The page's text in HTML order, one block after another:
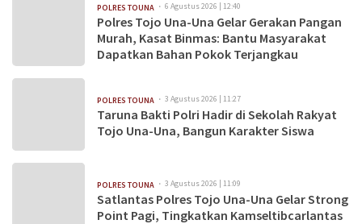
POLRES TOUNA 6 Agustus 2026 | 12:40
Polres Tojo Una-Una Gelar Gerakan Pangan
Murah, Kasat Binmas: Bantu Masyarakat
Dapatkan Bahan Pokok Terjangkau
POLRES TOUNA 3 Agustus 2026 | 11:27
Taruna Bakti Polri Hadir di Sekolah Rakyat
Tojo Una-Una, Bangun Karakter Siswa
POLRES TOUNA 3 Agustus 2026 | 11:09
Satlantas Polres Tojo Una-Una Gelar Strong
Point Pagi, Tingkatkan Kamseltibcarlantas